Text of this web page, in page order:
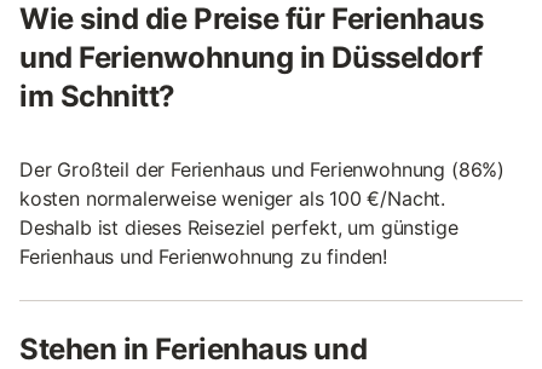
Wie sind die Preise für Ferienhaus
und Ferienwohnung in Düsseldorf
im Schnitt?
Der Großteil der Ferienhaus und Ferienwohnung (86%)
kosten normalerweise weniger als 100 €/Nacht.
Deshalb ist dieses Reiseziel perfekt, um günstige
Ferienhaus und Ferienwohnung zu finden!
Stehen in Ferienhaus und